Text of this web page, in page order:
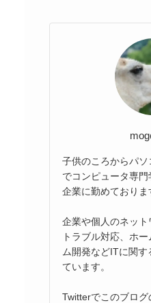
子供のころからパソ
でコンピュータ専
企業に勤めておりま
企業や個人のネッ
トラブル対応、ホ
ム開発などITに関
ています。
Twitterでこのブロ